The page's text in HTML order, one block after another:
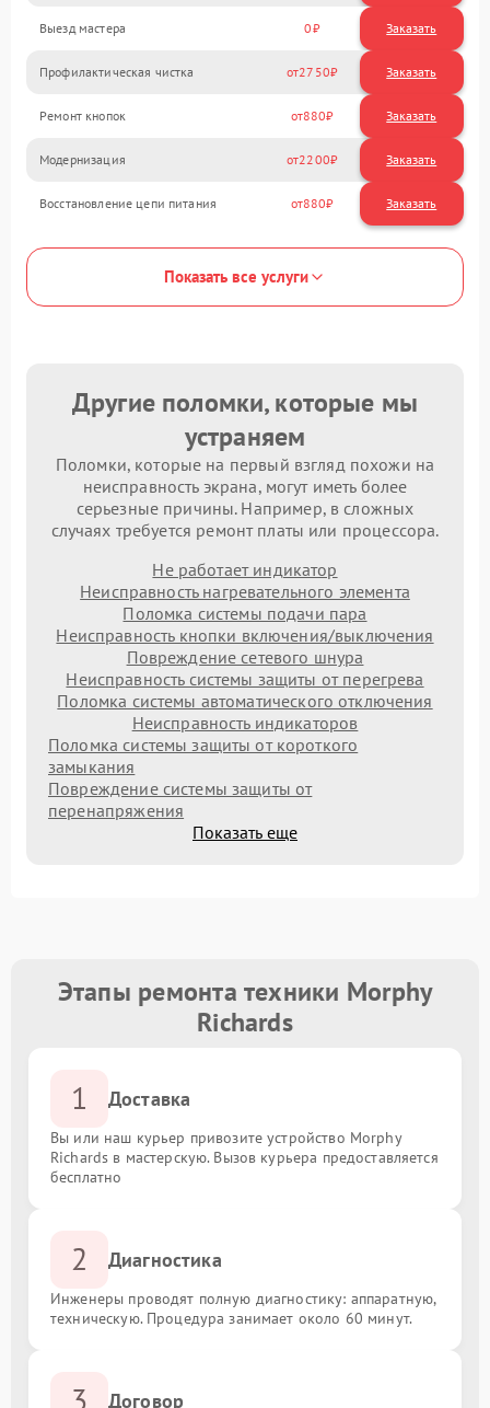
Выезд мастера 0 Заказать
Профилактическая чистка 2750
Ремонт кнопок 880
Модернизация 2200
Восстановление цепи питания 880
Показать все услуги
Другие поломки, которые мы
устраняем
Поломки, которые на первый взгляд похожи на
неисправность экрана, могут иметь более
серьезные причины. Например, в сложных
случаях требуется ремонт платы или процессора.
Не работает индикатор
Неисправность нагревательного элемента
Поломка системы подачи пара
Неисправность кнопки включения/выключения
Повреждение сетевого шнура
Неисправность системы защиты от перегрева
Поломка системы автоматического отключения
Неисправность индикаторов
Поломка системы защиты от короткого
замыкания
Повреждение системы защиты от
перенапряжения
Показать еще
Этапы ремонта техники Morphy
Richards
1 Доставка
Вы или наш курьер привозите устройство Morphy
Richards в мастерскую. Вызов курьера предоставляется
бесплатно
2 Диагностика
Инженеры проводят полную диагностику: аппаратную,
техническую. Процедура занимает около 60 минут.
Договор